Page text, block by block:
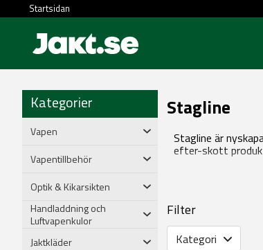
Startsidan
Kategorier
Vapen
Vapentillbehör
Optik & Kikarsikten
Handladdning och
Luftvapenkulor
Jaktkläder
Stagline
Stagline är
efter-skott
Filter
Kategori